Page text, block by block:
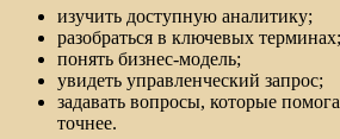
изучить доступную аналитику;
разобраться в ключевых терминах;
понять бизнес-модель;
увидеть управленческий запрос;
задавать вопросы, которые
точнее.